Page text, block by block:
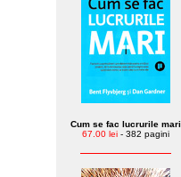
Cum se fac lucrurile mari
67.00 lei- 382 pagini